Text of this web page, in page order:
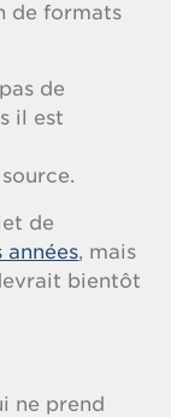
de formats
de
il est
de
années, mais
bientôt
ne prend